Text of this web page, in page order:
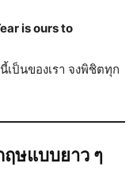
is ours to
ป็นของเรา จงพิชิตทุก
ษแบบยาว ๆ